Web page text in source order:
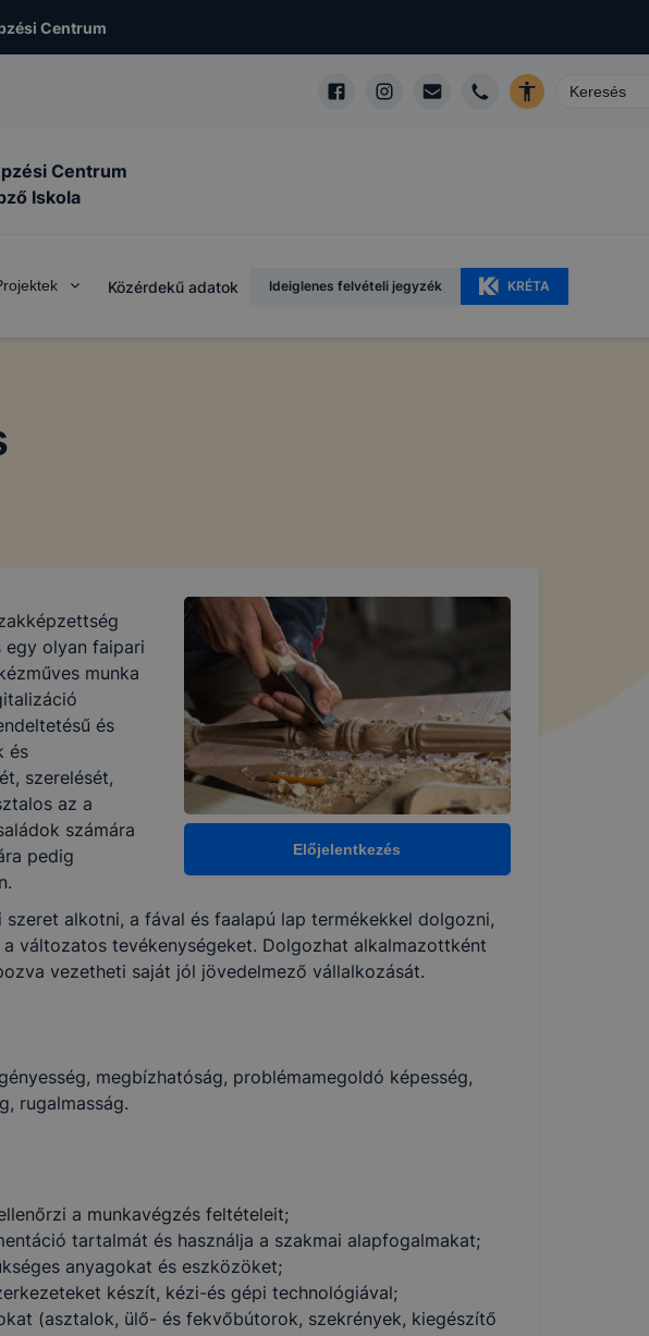
Centrum
Centrum
Iskola
Közérdekű adatok Ideiglenes felvételi jegyzék KRÉTA
Előjelentkezés
egy olyan faipari
munka
és
és
szerelését,
az a
számára
pedig
alkotni, a fával és faalapú lap termékekkel dolgozni,
változatos tevékenységeket. Dolgozhat alkalmazottként
vezetheti saját jól jövedelmező vállalkozását.
megbízhatóság, problémamegoldó képesség,
rugalmasság.
a munkavégzés feltételeit;
tartalmát és használja a szakmai alapfogalmakat;
anyagokat és eszközöket;
készít, kézi-és gépi technológiával;
(asztalok, ülő- és fekvőbútorok, szekrények, kiegészítő